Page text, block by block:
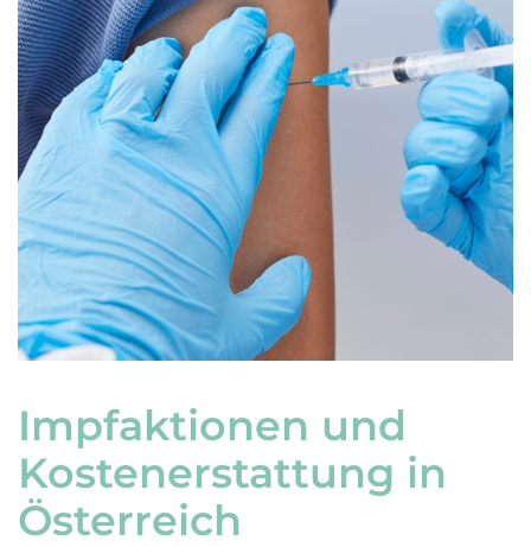
Impfaktionen und
Kostenerstattung in
Österreich